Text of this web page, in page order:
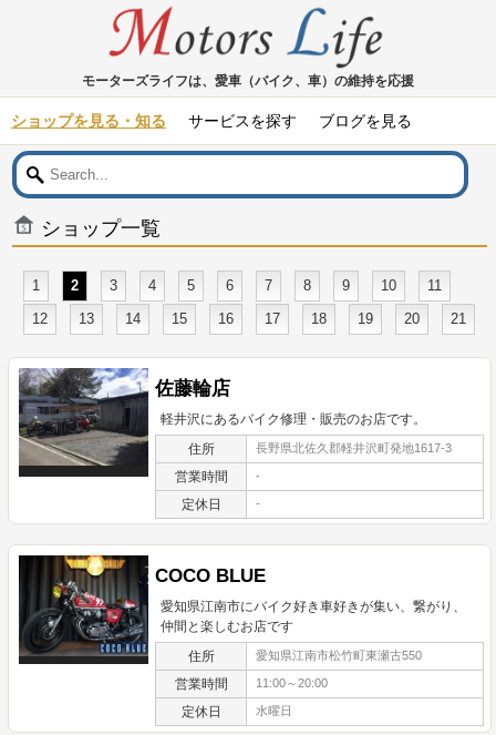
モーターズライフは、愛車（バイク、車）の維持を応援
ショップを見る・知る サービスを探す ブログを見る
ショップ一覧
1 2 3 4 5 6 7 8 9 10
11
12
13 14 15 16 17 18 19 20 21
佐藤輪店
軽井沢にあるバイク修理・販売のお店です。
住所 長野県北佐久郡軽井沢町発地1617-3
営業時間 -
定休日 -
COCO BLUE
愛知県江南市にバイク好き車好きが集い、繋がり、
仲間と楽しむお店です
住所 愛知県江南市松竹町東瀬古550
営業時間 11:00～20:00
定休日 水曜日